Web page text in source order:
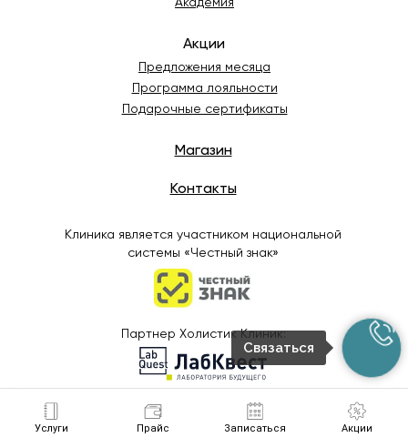
Магазин
Контакты
Согласие на обработку персональных данные
Клиника является участником национальной
системы «Честный знак»
Партнер Холистик Клиник:
Акции
Предложения месяца
Программа лояльности
Подарочные сертификаты
Связаться
Услуги Прайс Записаться Акции